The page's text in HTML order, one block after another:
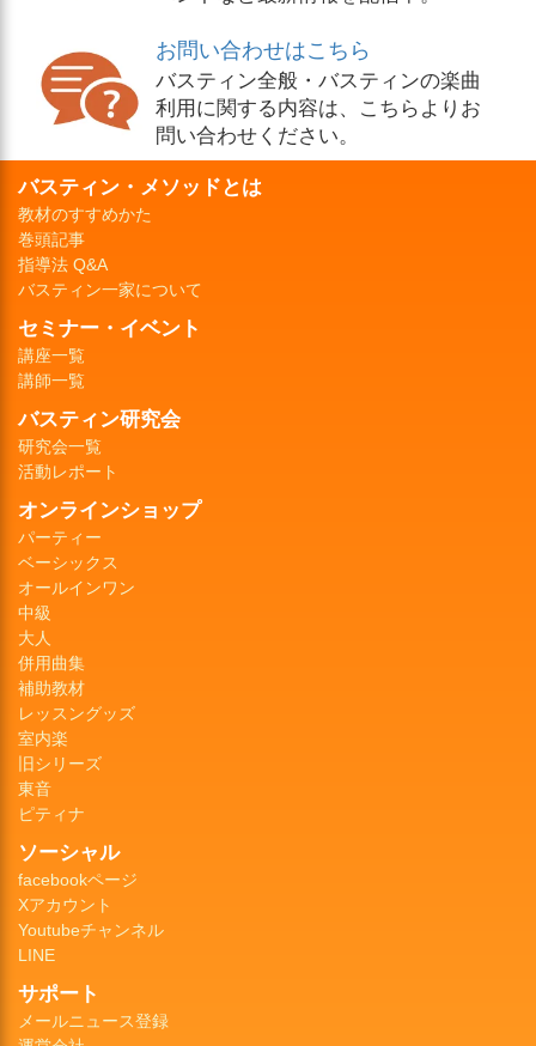
お問い合わせはこちら
バスティン全般・バスティンの楽曲
利用に関する内容は、こちらよりお
問い合わせください。
バスティン・メソッドとは
教材のすすめかた
巻頭記事
指導法 Q&A
バスティン一家について
セミナー・イベント
講座一覧
講師一覧
バスティン研究会
研究会一覧
活動レポート
オンラインショップ
パーティー
ベーシックス
オールインワン
中級
大人
併用曲集
補助教材
レッスングッズ
室内楽
旧シリーズ
東音
ピティナ
ソーシャル
facebookページ
Xアカウント
Youtubeチャンネル
LINE
サポート
メールニュース登録